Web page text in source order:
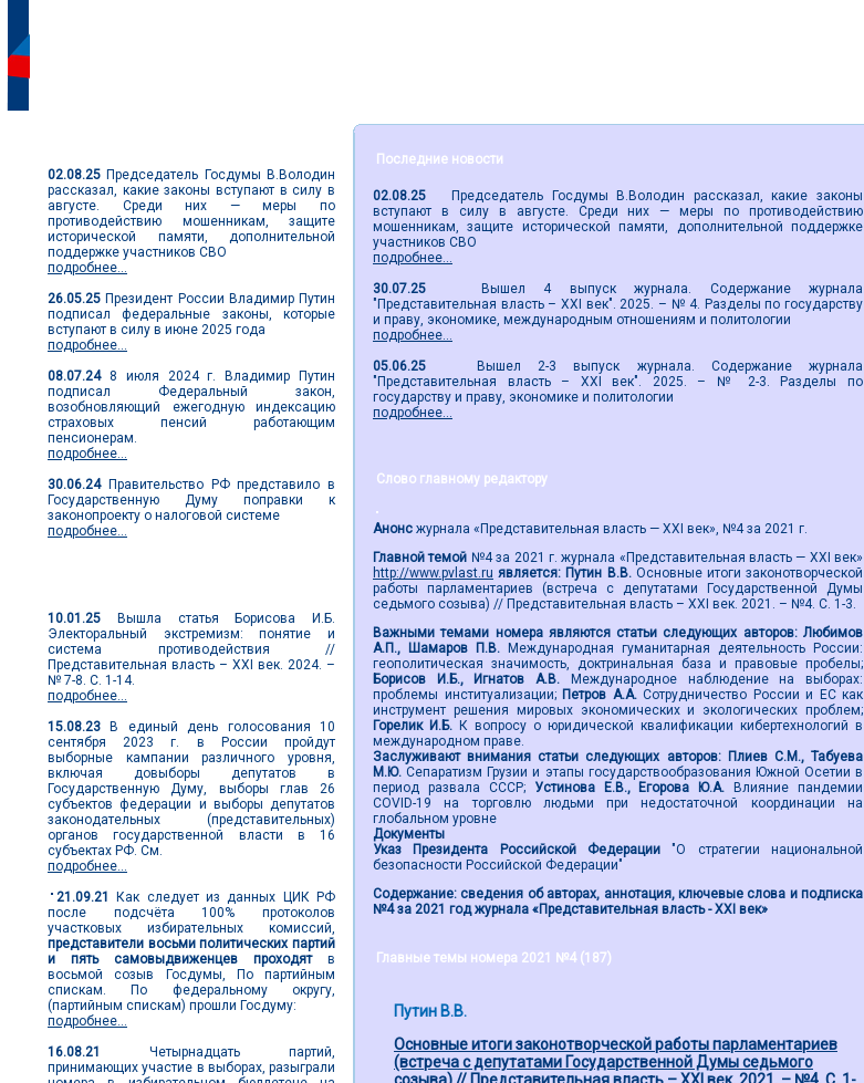
02.08.25 Председатель Госдумы В.Володин
рассказал, какие законы вступают в силу в
августе. Среди них — меры по
противодействию мошенникам, защите
исторической памяти, дополнительной
поддержке участников СВО
подробнее...
26.05.25 Президент России Владимир Путин
подписал федеральные законы, которые
вступают в силу в июне 2025 года
подробнее...
08.07.248 июля 2024 г. Владимир Путин
подписал Федеральный закон,
возобновляющий ежегодную индексацию
страховых пенсий работающим
пенсионерам.
подробнее...
30.06.24Правительство РФ представило в
Государственную Думу поправки к
законопроекту о налоговой системе
подробнее...
10.01.25 Вышла статья Борисова И.Б.
Электоральный экстремизм: понятие и
система противодействия //
Представительная власть – XXI век. 2024. –
№ 7-8. С. 1-14.
подробнее...
15.08.23 В единый день голосования 10
сентября 2023 г. в России пройдут
выборные кампании различного уровня,
включая довыборы депутатов в
Государственную Думу, выборы глав 26
субъектов федерации и выборы депутатов
законодательных (представительных)
органов государственной власти в 16
субъектах РФ. См.
подробнее...
21.09.21
Как следует из данных ЦИК РФ
после подсчёта 100% протоколов
участковых избирательных комиссий,
представители восьми политических партий
и пять самовыдвиженцев проходятв
восьмой созыв Госдумы, По партийным
спискам. По федеральному округу,
(партийным спискам) прошли Госдуму:
подробнее...
16.08.21
Четырнадцать партий,
принимающих участие в выборах, разыграли
Последние новости
02.08.25 Председатель Госдумы В.Володин рассказал, какие законы
вступают в силу в августе. Среди них — меры по противодействию
мошенникам, защите исторической памяти, дополнительной поддержке
участников СВО
подробнее...
30.07.25 Вышел 4 выпуск журнала. Содержание журнала
"Представительная власть – XXI век". 2025. – № 4. Разделы по государству
и праву, экономике, международным отношениям и политологии
подробнее...
05.06.25 Вышел 2-3 выпуск журнала. Содержание журнала
"Представительная власть – XXI век". 2025. – № 2-3. Разделы по
государству и праву, экономике и политологии
подробнее...
Слово главному редактору
Анонс журнала «Представительная власть — XXI век», №4 за 2021 г.
Главной темой №4 за 2021 г. журнала «Представительная власть — XXI век»
http://www.pvlast.ru является: Путин В.В.Основные итоги законотворческой
работы парламентариев (встреча с депутатами Государственной Думы
седьмого созыва) // Представительная власть – ХХI век. 2021. – №4. С. 1-3.
Важными темами номера являются статьи следующих авторов:Любимов
А.П., Шамаров П.В.
Международная гуманитарная деятельность России:
геополитическая значимость, доктринальная база и правовые пробелы;
Борисов И.Б., Игнатов А.В.
Международное наблюдение на выборах:
проблемы институализации; Петров А.А.Сотрудничество России и ЕС как
инструмент решения мировых экономических и экологических проблем;
Горелик И.Б. К вопросу о юридической квалификации кибертехнологий в
международном праве.
Заслуживают внимания статьи следующих авторов:Плиев С.М., Табуева
М.Ю.Сепаратизм Грузии и этапы государствообразования Южной Осетии в
период развала СССР; Устинова Е.В., Егорова Ю.А.
Влияние пандемии
COVID-19 на торговлю людьми при недостаточной координации на
глобальном уровне
Документы
Указ Президента Российской Федерации "О стратегии национальной
безопасности Российской Федерации"
Содержание: сведения об авторах, аннотация, ключевые слова и подписка
№4 за 2021 год журнала «Представительная власть - ХХI век»
Главные темы номера 2021 №4 (187)
Путин В.В.
Основные итоги законотворческой работы парламентариев
(встреча с депутатами Государственной Думы седьмого